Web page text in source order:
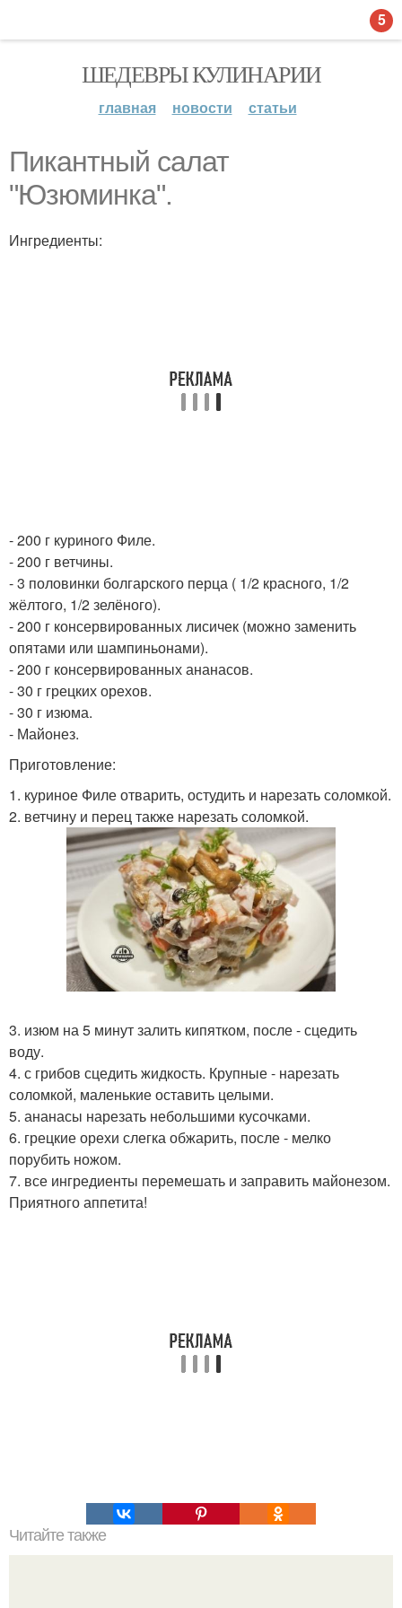
ШЕДЕВРЫ КУЛИНАРИИ
главная новости статьи
Пикантный салат
"Юзюминка".
Ингредиенты:
- 200 г куриного Филе.
- 200 г ветчины.
- 3 половинки болгарского перца ( 1/2 красного, 1/2
жёлтого, 1/2 зелёного).
- 200 г консервированных лисичек (можно заменить
опятами или шампиньонами).
- 200 г консервированных ананасов.
- 30 г грецких орехов.
- 30 г изюма.
- Майонез.
Приготовление:
1. куриное Филе отварить, остудить и нарезать соломкой.
2. ветчину и перец также нарезать соломкой.
3. изюм на 5 минут залить кипятком, после - сцедить
воду.
4. с грибов сцедить жидкость. Крупные - нарезать
соломкой, маленькие оставить целыми.
5. ананасы нарезать небольшими кусочками.
6. грецкие орехи слегка обжарить, после - мелко
порубить ножом.
7. все ингредиенты перемешать и заправить майонезом.
Приятного аппетита!
Читайте также
5